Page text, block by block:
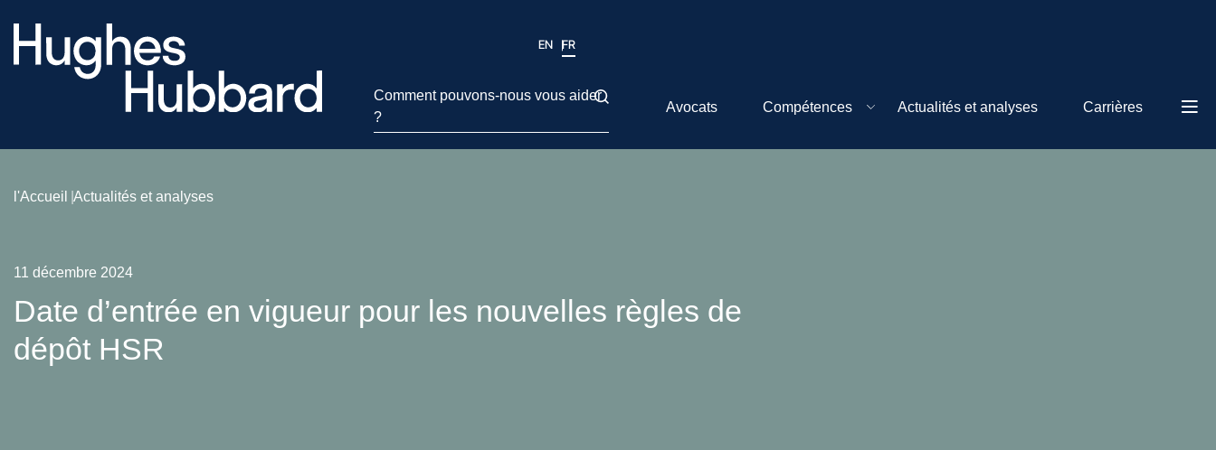
EN FR
Comment pouvons-nous vous aider
?
Avocats Compétences Actualités et analyses Carrières
l'Accueil Actualités et analyses
11 décembre 2024
Date d’entrée en vigueur pour les nouvelles règles de
dépôt HSR